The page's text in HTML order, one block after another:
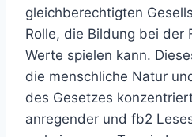
gleichberechtigten
Rolle, die Bildung bei der
Werte spielen kann.
die menschliche Natur
des Gesetzes
anregender und fb2